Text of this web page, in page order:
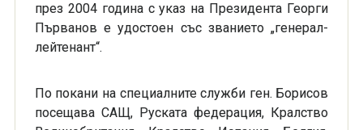
през 2004 година с указ на Президента Георги
Първанов е удостоен със званието „генерал-
лейтенант“.
По покани на специалните служби ген. Борисов
посещава САЩ, Руската федерация, Кралство